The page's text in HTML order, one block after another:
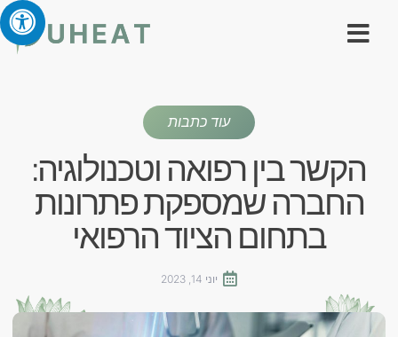
עוד כתבות
הקשר בין רפואה וטכנולוגיה:
החברה שמספקת פתרונות
בתחום הציוד הרפואי
יוני 14, 2023